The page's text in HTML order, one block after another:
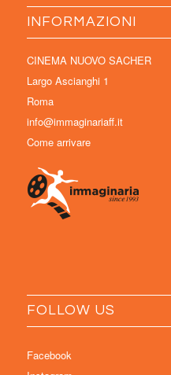
INFORMAZIONI
CINEMA NUOVO SACHER
Largo Ascianghi 1
Roma
info@immaginariaff.it
Come arrivare
FOLLOW US
Facebook